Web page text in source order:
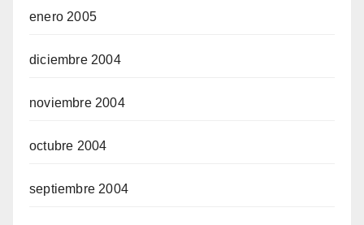
enero 2005
diciembre 2004
noviembre 2004
octubre 2004
septiembre 2004